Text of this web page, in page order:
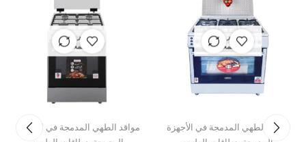
غير متوفر
في المخزون
مواقد الطهي المدمجة في الأجهزة
غير متوفر
في المخزون
مواقد الطهي المدمجة في الأجهزة